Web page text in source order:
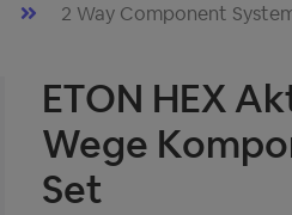
2 Way Component
ETON HEX
Wege
Set